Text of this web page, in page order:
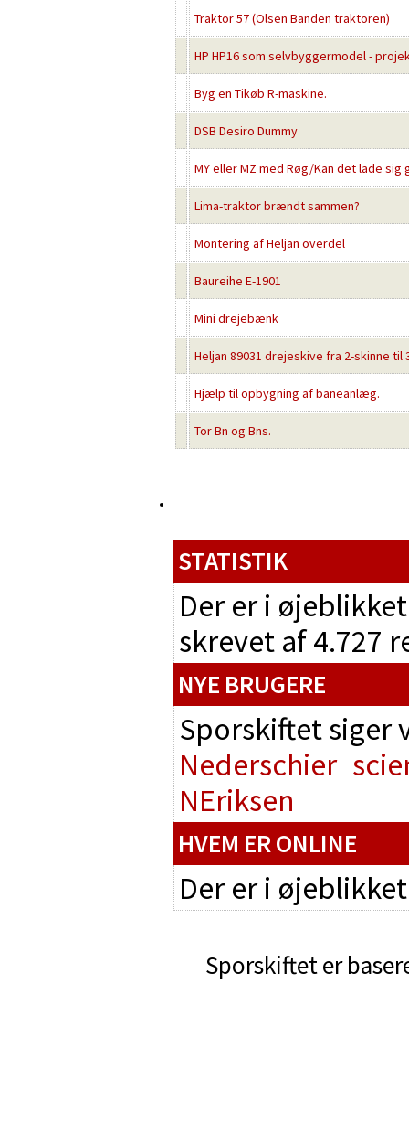
Traktor 57 (Olsen Banden traktoren)
HP HP16 som selvbyggermodel -
Byg en Tikøb R-maskine.
DSB Desiro Dummy
MY eller MZ med Røg/Kan det lade sig
Lima-traktor brændt sammen?
Montering af Heljan overdel
Baureihe E-1901
Mini drejebænk
Heljan 89031 drejeskive fra 2-skinne til
Hjælp til opbygning af baneanlæg.
Tor Bn og Bns.
STATISTIK
Der er i
skrevet af 4.727
NYE BRUGERE
Sporskiftet
Nederschier
NEriksen
HVEM ER ONLINE
Der er i
Sporskiftet er